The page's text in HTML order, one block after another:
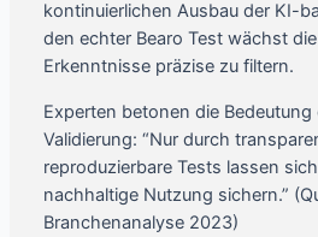
kontinuierlichen Ausbau der KI-
den echter Bearo Test wächst
Erkenntnisse präzise zu filtern.
Experten betonen die
Validierung: “Nur durch
reproduzierbare Tests lassen
nachhaltige Nutzung sichern.”
Branchenanalyse 2023)